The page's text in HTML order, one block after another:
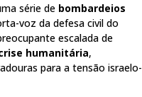
série de bombardeios
voz da defesa civil do
escalada de
humanitária,
para a tensão israelo-